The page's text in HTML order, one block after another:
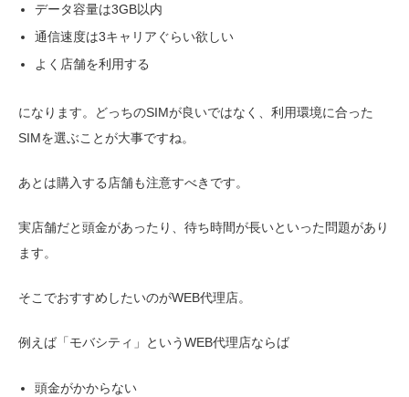
データ容量は3GB以内
通信速度は3キャリアぐらい欲しい
よく店舗を利用する
になります。どっちのSIMが良いではなく、利用環境に合った
SIMを選ぶことが大事ですね。
あとは購入する店舗も注意すべきです。
実店舗だと頭金があったり、待ち時間が長いといった問題があり
ます。
そこでおすすめしたいのがWEB代理店。
例えば「モバシティ」というWEB代理店ならば
頭金がかからない